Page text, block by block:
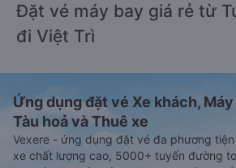
Đặt vé máy bay giá rẻ từ
đi Việt Trì
Ứng dụng đặt vé Xe khách, Máy
Tàu hoả và Thuê xe
Vexere - ứng dụng đặt vé đa phương
xe chất lượng cao, 5000+ tuyến đường